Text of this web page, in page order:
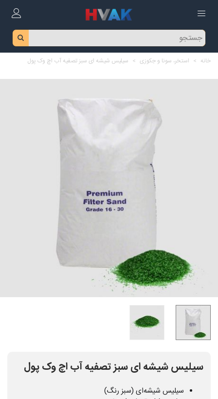
خانه > استخر، سونا و جکوزی > سیلیس شیشه ای سبز تصفیه آب اچ وک پول
سیلیس شیشه ای سبز تصفیه آب اچ وک پول
سیلیس شیشه‌ای (سبز رنگ)